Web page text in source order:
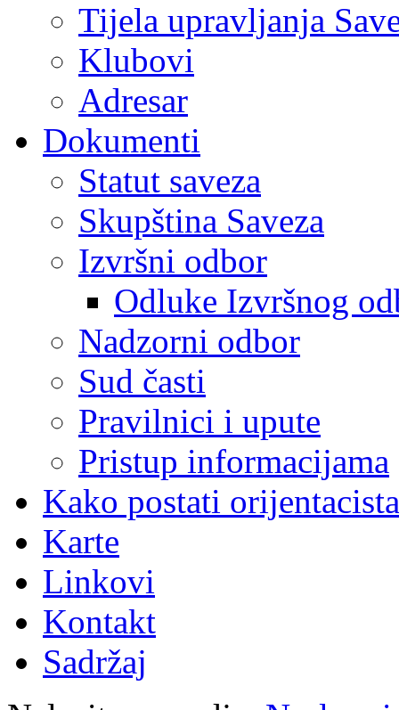
Tijela upravljanja
Klubovi
Adresar
Dokumenti
Statut saveza
Skupština Saveza
Izvršni odbor
Odluke Izvršnog
Nadzorni odbor
Sud časti
Pravilnici i upute
Pristup informacijama
Kako postati
Karte
Linkovi
Kontakt
Sadržaj